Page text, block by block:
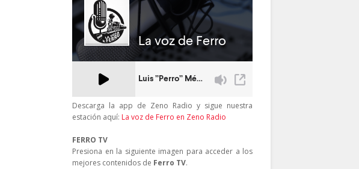
Descarga la app de Zeno Radio y sigue nuestra
estación aquí: La voz de Ferro en Zeno Radio
FERRO TV
Presiona en la siguiente imagen para acceder a los
mejores contenidos de Ferro TV.